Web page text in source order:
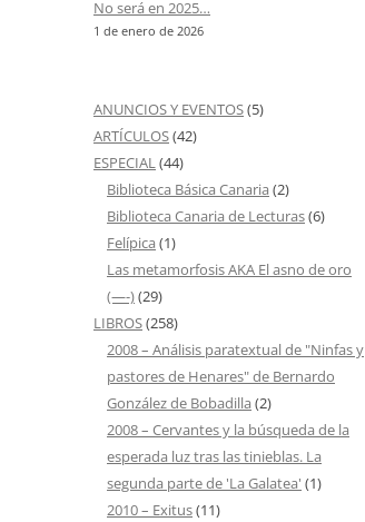
No será en 2025…
1 de enero de 2026
ANUNCIOS Y EVENTOS(5)
ARTÍCULOS(42)
ESPECIAL(44)
Biblioteca Básica Canaria (2)
Biblioteca Canaria de Lecturas(6)
Felípica (1)
Las metamorfosis AKA El asno de oro
(—-)(29)
LIBROS(258)
2008 – Análisis paratextual de "Ninfas y
pastores de Henares" de Bernardo
González de Bobadilla (2)
2008 – Cervantes y la búsqueda de la
esperada luz tras las tinieblas. La
segunda parte de 'La Galatea' (1)
2010 – Exitus(11)